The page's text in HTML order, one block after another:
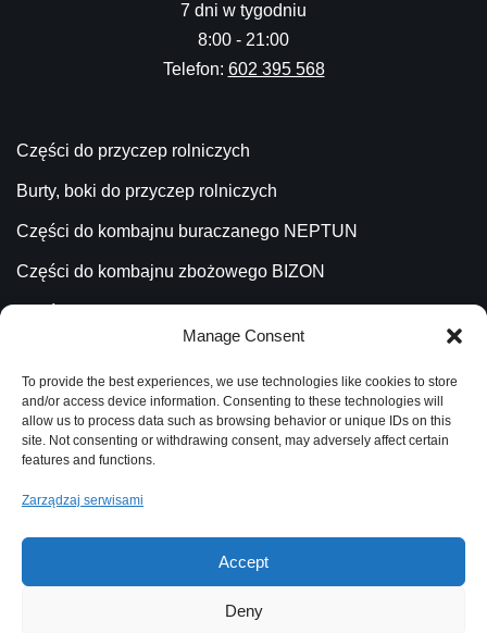
Manage Consent
To provide the best experiences, we use technologies like cookies to store
and/or access device information. Consenting to these technologies will
allow us to process data such as browsing behavior or unique IDs on this
site. Not consenting or withdrawing consent, may adversely affect certain
features and functions.
Zarządzaj serwisami
Accept
Deny
7 dni w tygodniu
8:00 - 21:00
Telefon: 602 395 568
Części do przyczep rolniczych
Burty, boki do przyczep rolniczych
Części do kombajnu buraczanego NEPTUN
Części do kombajnu zbożowego BIZON
Części do Ładowacza TROLL
Aktualności